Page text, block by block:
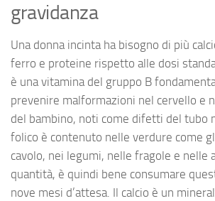
gravidanza
Una donna incinta ha bisogno di più
ferro e proteine rispetto alle dosi
è una vitamina del gruppo B
prevenire malformazioni nel cervello e
del bambino, noti come difetti del tubo
folico è contenuto nelle verdure come
cavolo, nei legumi, nelle fragole e nelle
quantità, è quindi bene consumare
nove mesi d’attesa. Il calcio è un